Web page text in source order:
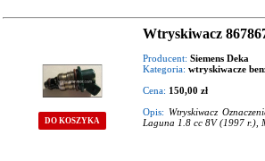
DO KOSZYKA
Wtryskiwacz
Producent: Siemens Deka
Kategoria: wtryskiwacze
Cena: 150,00 zł
Opis: Wtryskiwacz
Laguna 1.8 cc 8V (1997 r.),